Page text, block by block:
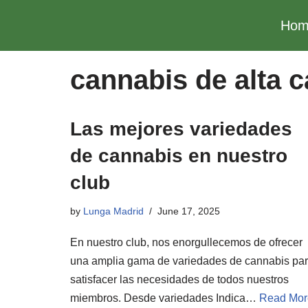
cannabis de alta
Las mejores variedades
de cannabis en nuestro
club
by Lunga Madrid June 17, 2025
En nuestro club, nos enorgullecemos de ofrecer
una amplia gama de variedades de cannabis
satisfacer las necesidades de todos nuestros
miembros. Desde variedades Indica… Read